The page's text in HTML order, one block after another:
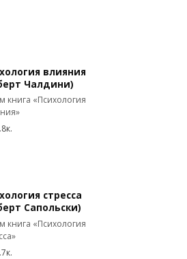
влияния
Чалдини)
книга «Психология
стресса
Сапольски)
книга «Психология